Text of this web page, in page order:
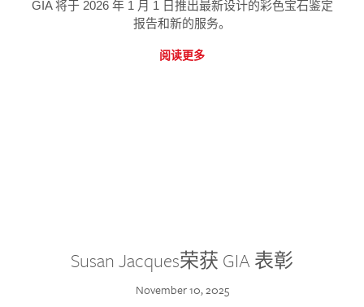
GIA 将于 2026 年 1 月 1 日推出最新设计的彩色宝石鉴定
报告和新的服务。
阅读更多
Susan Jacques荣获 GIA 表彰
November 10, 2025